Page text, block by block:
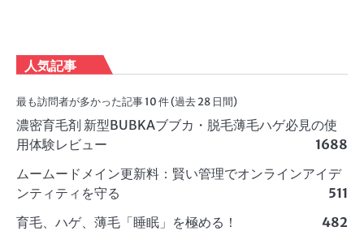
人気記事
最も訪問者が多かった記事 10 件 (過去 28 日間)
濃密育毛剤 新型BUBKAブブカ・脱毛薄毛ハゲ必見の使
用体験レビュー
1688
ムームードメイン更新料：賢い管理でオンラインアイデ
ンティティを守る
511
育毛、ハゲ、薄毛「睡眠」を極める！
482